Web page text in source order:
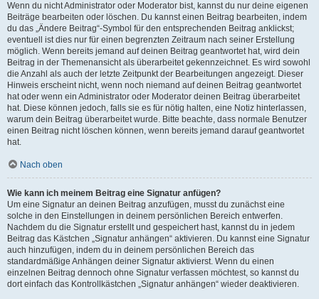
Wenn du nicht Administrator oder Moderator bist, kannst du nur deine eigenen
Beiträge bearbeiten oder löschen. Du kannst einen Beitrag bearbeiten, indem
du das „Ändere Beitrag“-Symbol für den entsprechenden Beitrag anklickst;
eventuell ist dies nur für einen begrenzten Zeitraum nach seiner Erstellung
möglich. Wenn bereits jemand auf deinen Beitrag geantwortet hat, wird dein
Beitrag in der Themenansicht als überarbeitet gekennzeichnet. Es wird sowohl
die Anzahl als auch der letzte Zeitpunkt der Bearbeitungen angezeigt. Dieser
Hinweis erscheint nicht, wenn noch niemand auf deinen Beitrag geantwortet
hat oder wenn ein Administrator oder Moderator deinen Beitrag überarbeitet
hat. Diese können jedoch, falls sie es für nötig halten, eine Notiz hinterlassen,
warum dein Beitrag überarbeitet wurde. Bitte beachte, dass normale Benutzer
einen Beitrag nicht löschen können, wenn bereits jemand darauf geantwortet
hat.
Nach oben
Wie kann ich meinem Beitrag eine Signatur anfügen?
Um eine Signatur an deinen Beitrag anzufügen, musst du zunächst eine
solche in den Einstellungen in deinem persönlichen Bereich entwerfen.
Nachdem du die Signatur erstellt und gespeichert hast, kannst du in jedem
Beitrag das Kästchen „Signatur anhängen“ aktivieren. Du kannst eine Signatur
auch hinzufügen, indem du in deinem persönlichen Bereich das
standardmäßige Anhängen deiner Signatur aktivierst. Wenn du einen
einzelnen Beitrag dennoch ohne Signatur verfassen möchtest, so kannst du
dort einfach das Kontrollkästchen „Signatur anhängen“ wieder deaktivieren.